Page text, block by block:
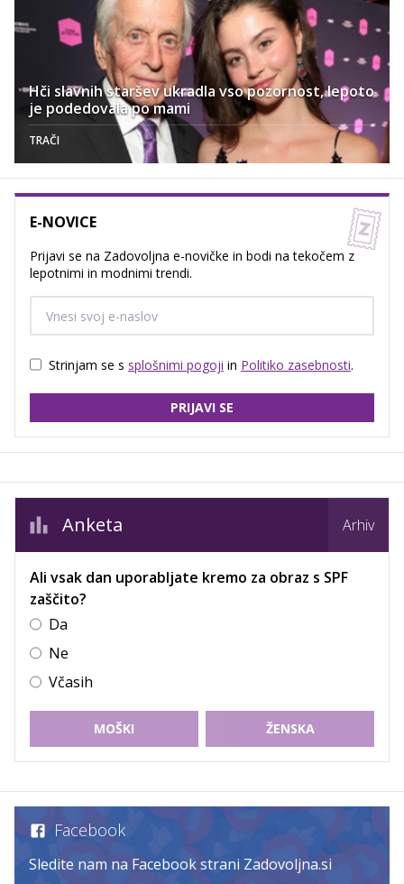
Hči slavnih staršev ukradla vso pozornost, lepoto
je podedovala po mami
TRAČI
E-NOVICE
Prijavi se na Zadovoljna e-novičke in bodi na tekočem z
lepotnimi in modnimi trendi.
Strinjam se s splošnimi pogoji in Politiko zasebnosti.
PRIJAVI SE
Anketa Arhiv
Ali vsak dan uporabljate kremo za obraz s SPF
zaščito?
Da
Ne
Včasih
MOŠKI ŽENSKA
Facebook
Sledite nam na Facebook strani Zadovoljna.si